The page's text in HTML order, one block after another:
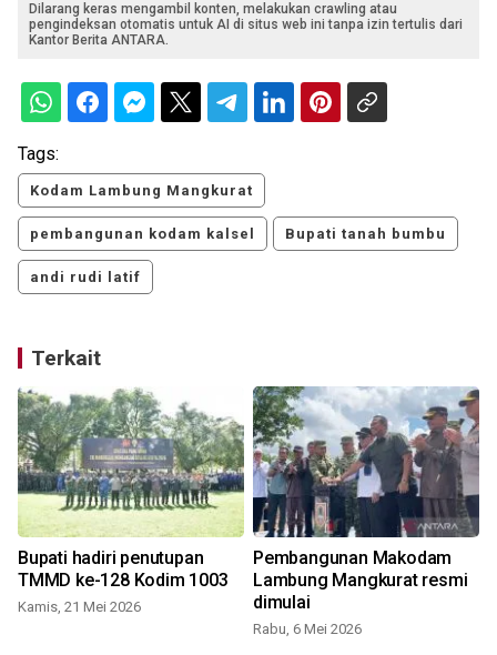
Dilarang keras mengambil konten, melakukan crawling atau
pengindeksan otomatis untuk AI di situs web ini tanpa izin tertulis dari
Kantor Berita ANTARA.
Tags:
Kodam Lambung Mangkurat
pembangunan kodam kalsel Bupati tanah bumbu
andi rudi latif
Terkait
Bupati hadiri penutupan
TMMD ke-128 Kodim 1003
Kamis, 21 Mei 2026
Pembangunan Makodam
Lambung Mangkurat resmi
dimulai
Rabu, 6 Mei 2026